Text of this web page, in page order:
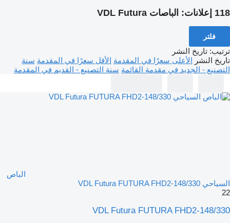
118 إعلانات: الباصات VDL Futura
فلتر
ترتيب: تاريخ النشر
تاريخ النشر الأعلى سعرًا في المقدمة الأقل سعرًا في المقدمة سنة
التصنيع - الجديد في مقدمة القائمة سنة التصنيع - القديم في المقدمة
الباص
السياحي VDL Futura FUTURA FHD2-148/330
22
VDL Futura FUTURA FHD2-148/330